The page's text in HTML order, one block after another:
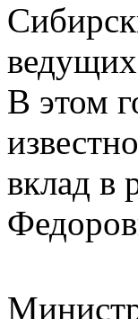
В этом
вклад в